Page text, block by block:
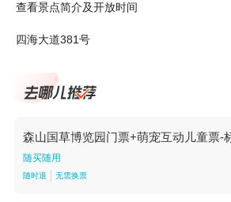
查看景点简介及开放时间
四海大道381号
森山国草博览园门票+萌宠互动儿童票-
随买随用
随时退 无需换票